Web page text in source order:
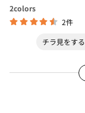
2colors
2件
チラ見をする